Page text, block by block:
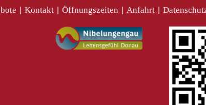
Kontakt Öffnungszeiten Anfahrt